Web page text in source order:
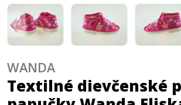
Textilné dievčenské
WANDA